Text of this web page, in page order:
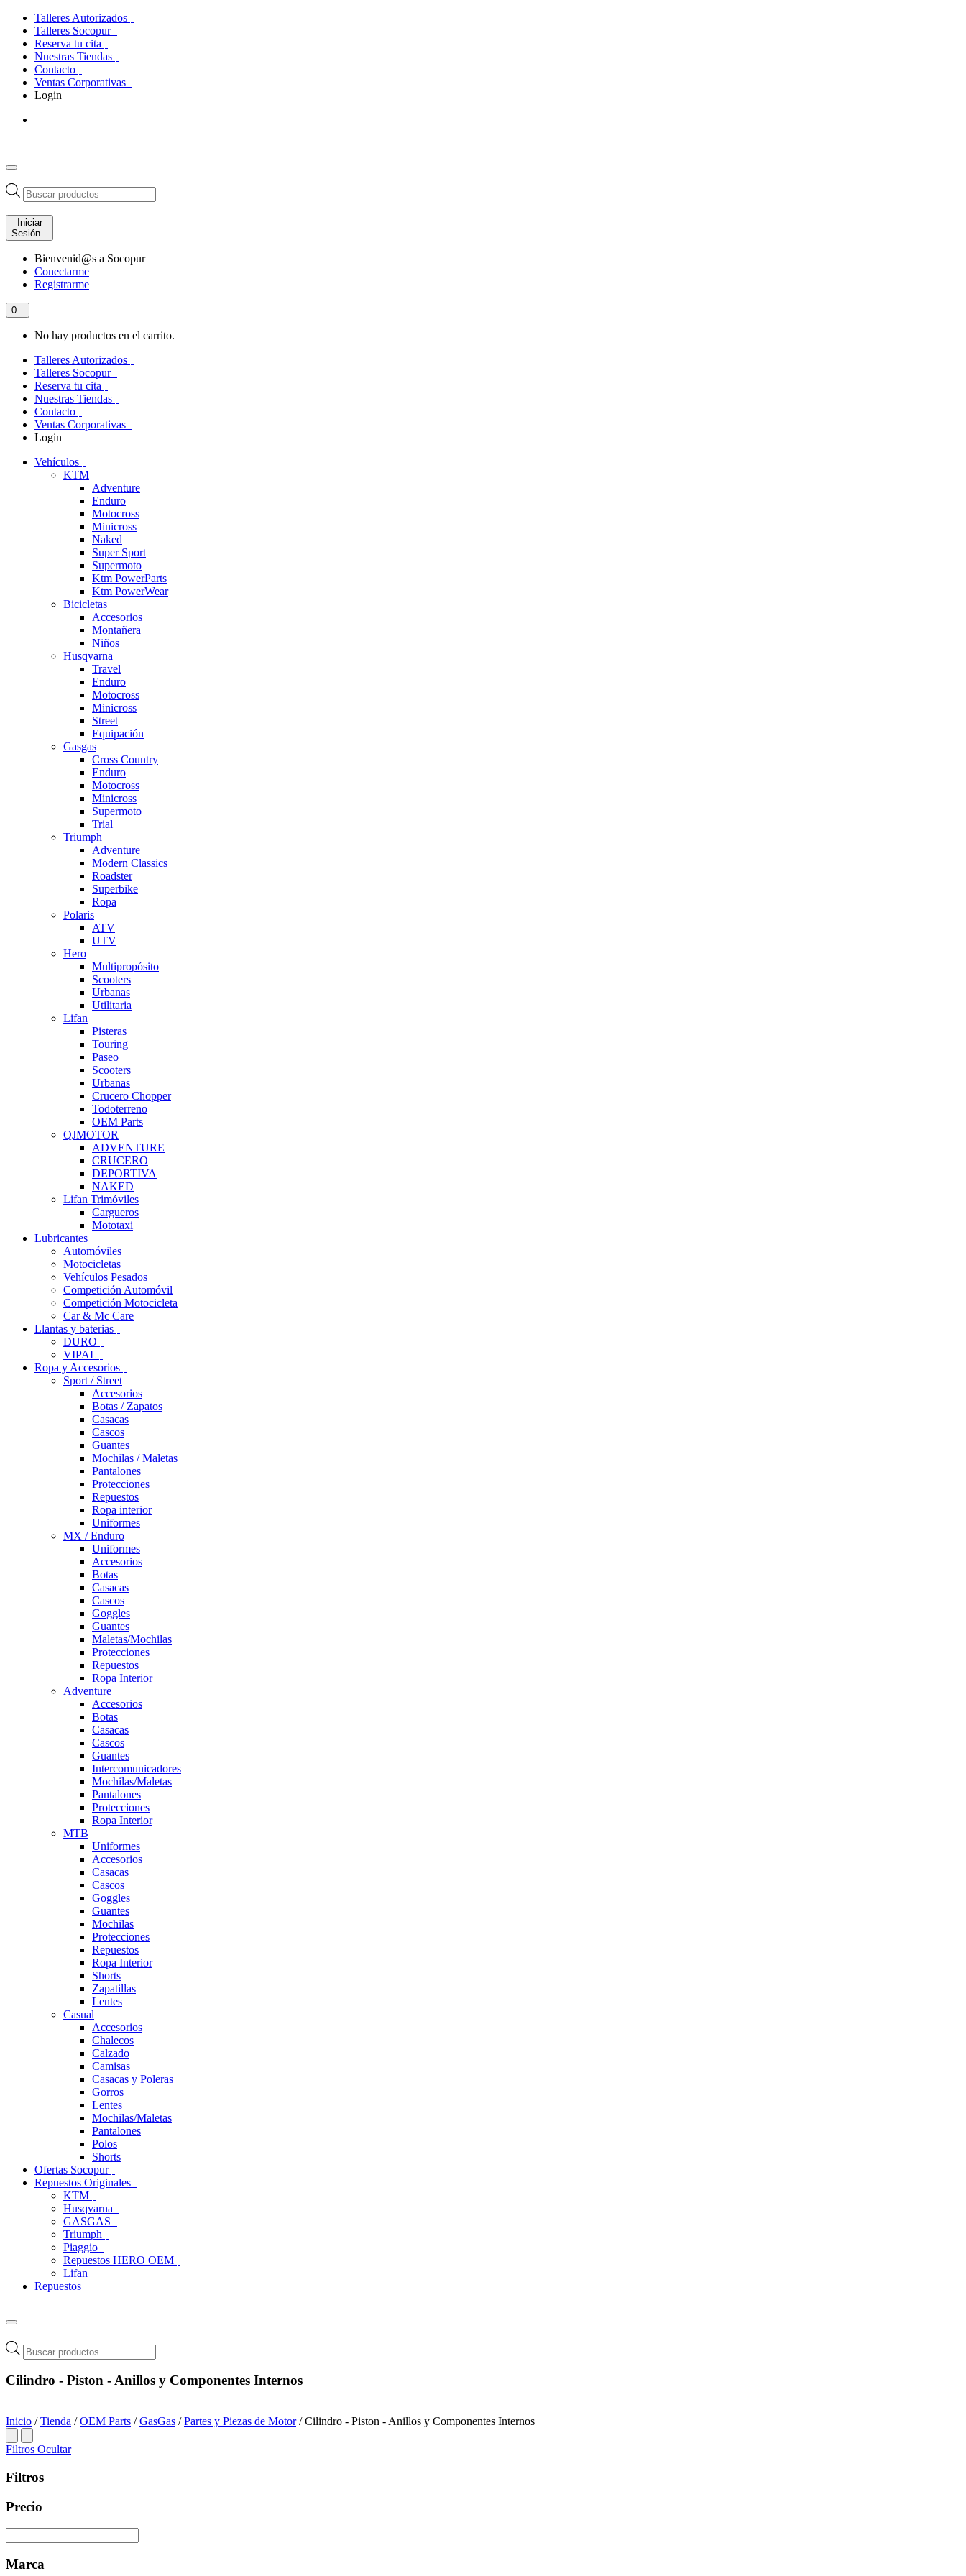
Talleres Autorizados
Talleres Socopur
Reserva tu cita
Nuestras Tiendas
Contacto
Ventas Corporativas
Login
Búsqueda
de
productos
Iniciar
Sesión
Bienvenid@s a Socopur
Conectarme
Registrarme
0
No hay productos en el carrito.
Talleres Autorizados
Talleres Socopur
Reserva tu cita
Nuestras Tiendas
Contacto
Ventas Corporativas
Login
Vehículos
KTM
Adventure
Enduro
Motocross
Minicross
Naked
Super Sport
Supermoto
Ktm PowerParts
Ktm PowerWear
Bicicletas
Accesorios
Montañera
Niños
Husqvarna
Travel
Enduro
Motocross
Minicross
Street
Equipación
Gasgas
Cross Country
Enduro
Motocross
Minicross
Supermoto
Trial
Triumph
Adventure
Modern Classics
Roadster
Superbike
Ropa
Polaris
ATV
UTV
Hero
Multipropósito
Scooters
Urbanas
Utilitaria
Lifan
Pisteras
Touring
Paseo
Scooters
Urbanas
Crucero Chopper
Todoterreno
OEM Parts
QJMOTOR
ADVENTURE
CRUCERO
DEPORTIVA
NAKED
Lifan Trimóviles
Cargueros
Mototaxi
Lubricantes
Automóviles
Motocicletas
Vehículos Pesados
Competición Automóvil
Competición Motocicleta
Car & Mc Care
Llantas y baterias
DURO
VIPAL
Ropa y Accesorios
Sport / Street
Accesorios
Botas / Zapatos
Casacas
Cascos
Guantes
Mochilas / Maletas
Pantalones
Protecciones
Repuestos
Ropa interior
Uniformes
MX / Enduro
Uniformes
Accesorios
Botas
Casacas
Cascos
Goggles
Guantes
Maletas/Mochilas
Protecciones
Repuestos
Ropa Interior
Adventure
Accesorios
Botas
Casacas
Cascos
Guantes
Intercomunicadores
Mochilas/Maletas
Pantalones
Protecciones
Ropa Interior
MTB
Uniformes
Accesorios
Casacas
Cascos
Goggles
Guantes
Mochilas
Protecciones
Repuestos
Ropa Interior
Shorts
Zapatillas
Lentes
Casual
Accesorios
Chalecos
Calzado
Camisas
Casacas y Poleras
Gorros
Lentes
Mochilas/Maletas
Pantalones
Polos
Shorts
Ofertas Socopur
Repuestos Originales
KTM
Husqvarna
GASGAS
Triumph
Piaggio
Repuestos HERO OEM
Lifan
Repuestos
Búsqueda
de
productos
Cilindro - Piston - Anillos y Componentes Internos
Inicio /Tienda /OEM Parts /GasGas /Partes y Piezas de Motor/ Cilindro - Piston - Anillos y Componentes Internos
Filtros Ocultar
Filtros
Precio
Marca